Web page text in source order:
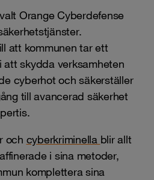
Orange Cyberdefense
att kommunen tar ett
skydda verksamheten
cyberhot och säkerställer
till avancerad säkerhet
och cyberkriminella blir allt
i sina metoder,
komplettera sina